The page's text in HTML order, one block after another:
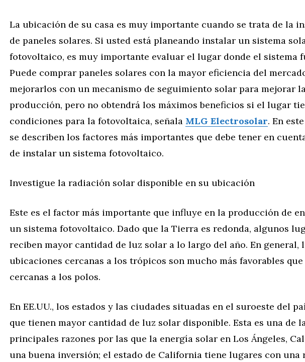
La ubicación de su casa es muy importante cuando se trata de la
de paneles solares. Si usted está planeando instalar un sistema
fotovoltaico, es muy importante evaluar el lugar donde el sistema
Puede comprar paneles solares con la mayor eficiencia del
mejorarlos con un mecanismo de seguimiento solar para mejorar
producción, pero no obtendrá los máximos beneficios si el lugar
condiciones para la fotovoltaica, señala MLG Electrosolar. En
se describen los factores más importantes que debe tener en
de instalar un sistema fotovoltaico.
Investigue la radiación solar disponible en su ubicación
Este es el factor más importante que influye en la producción de
un sistema fotovoltaico. Dado que la Tierra es redonda, algunos
reciben mayor cantidad de luz solar a lo largo del año. En general,
ubicaciones cercanas a los trópicos son mucho más favorables que
cercanas a los polos.
En EE.UU., los estados y las ciudades situadas en el suroeste del
que tienen mayor cantidad de luz solar disponible. Esta es una de
principales razones por las que la energía solar en Los Ángeles,
una buena inversión; el estado de California tiene lugares con una